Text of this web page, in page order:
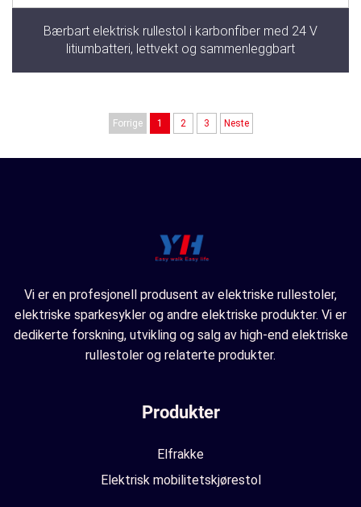
Bærbart elektrisk rullestol i karbonfiber med 24 V
litiumbatteri, lettvekt og sammenleggbart
Forrige 1 2 3 Neste
Vi er en profesjonell produsent av elektriske rullestoler,
elektriske sparkesykler og andre elektriske produkter. Vi er
dedikerte forskning, utvikling og salg av high-end elektriske
rullestoler og relaterte produkter.
Produkter
Elfrakke
Elektrisk mobilitetskjørestol